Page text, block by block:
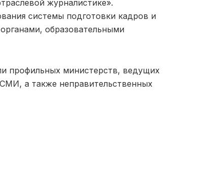
журналистике».
системы подготовки кадров и
образовательными
профильных министерств, ведущих
а также неправительственных